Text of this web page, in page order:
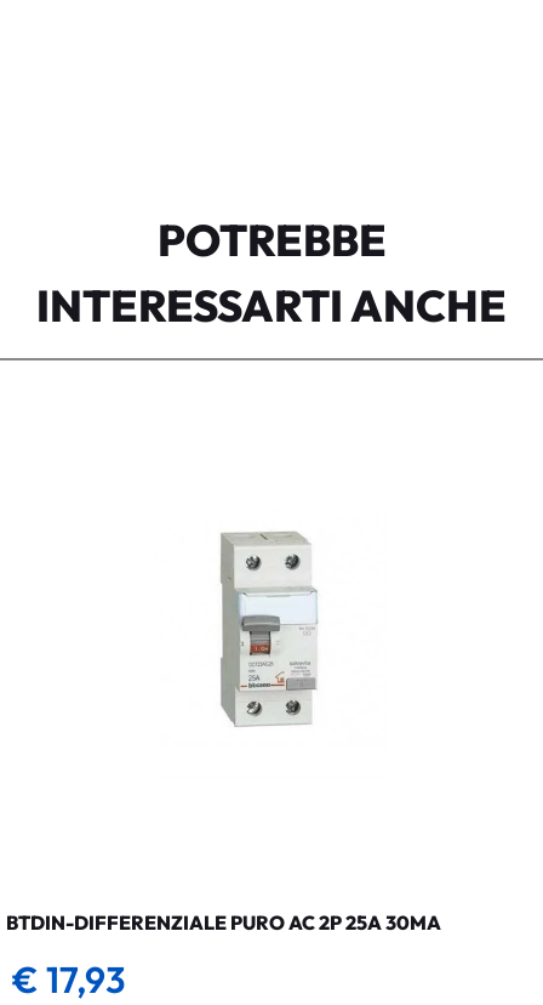
POTREBBE
INTERESSARTI ANCHE
BTDIN-DIFFERENZIALE PURO AC 2P 25A 30MA
€ 17,93